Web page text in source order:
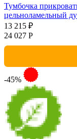
Тумбочка
цельноламельный
13 215 ₽
24 027 Р
-45%